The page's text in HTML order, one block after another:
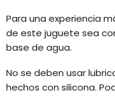
Para una experiencia
de este juguete sea
base de agua.
No se deben usar
hechos con silicona.